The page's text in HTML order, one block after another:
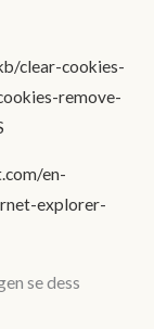
clear-cookies-
remove-
en-
explorer-
se dess